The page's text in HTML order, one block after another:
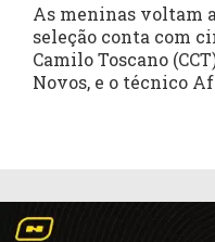
As meninas voltam
seleção conta com
Camilo Toscano
Novos, e o técnico